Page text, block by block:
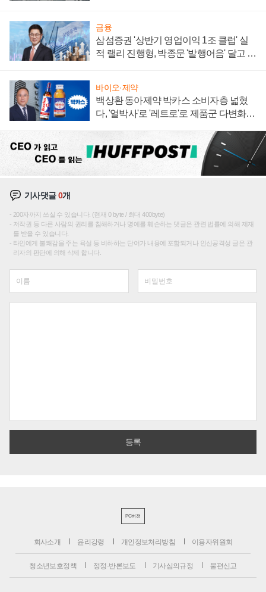
금융
삼섬증권 '상반기 영업이익 1조 클럽' 실
적 랠리 진행형, 박종문 '발행어음' 달고 연
바이오·제약
백상환 동아제약 박카스 소비자층 넓혔
다, '얼박사'로 '레트로'로 제품군 다변화
기사댓글0개
200자까지 쓰실 수 있습니다. (현재 0 byte / 최대 400byte)
저작권 등 다른 사람의 권리를 침해하거나 명예를 훼손하는 댓글은 관련 법률에 의해 제재
를 받을 수 있습니다.
타인에게 불쾌감을 주는 욕설 등 비하하는 단어가 내용에 포함되거나 인신공격성 글은 관
리자의 판단에 의해 삭제 합니다.
PC버전
회사소개 윤리강령 개인정보처리방침 이용자위원회
청소년보호정책 정정·반론보도 기사심의규정 불편신고